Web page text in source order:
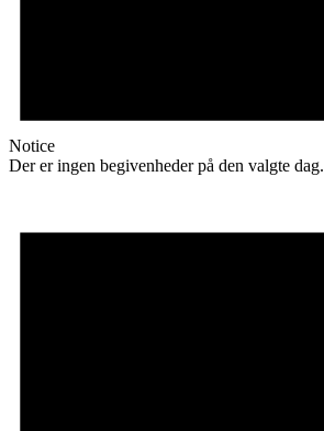
Notice
Der er ingen begivenheder på den valgte dag.